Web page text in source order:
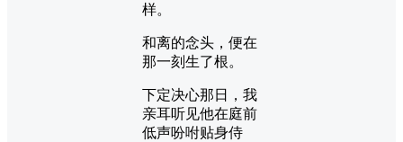
样。
和离的念头，便在
那一刻生了根。
下定决心那日，我
亲耳听见他在庭前
低声吩咐贴身侍